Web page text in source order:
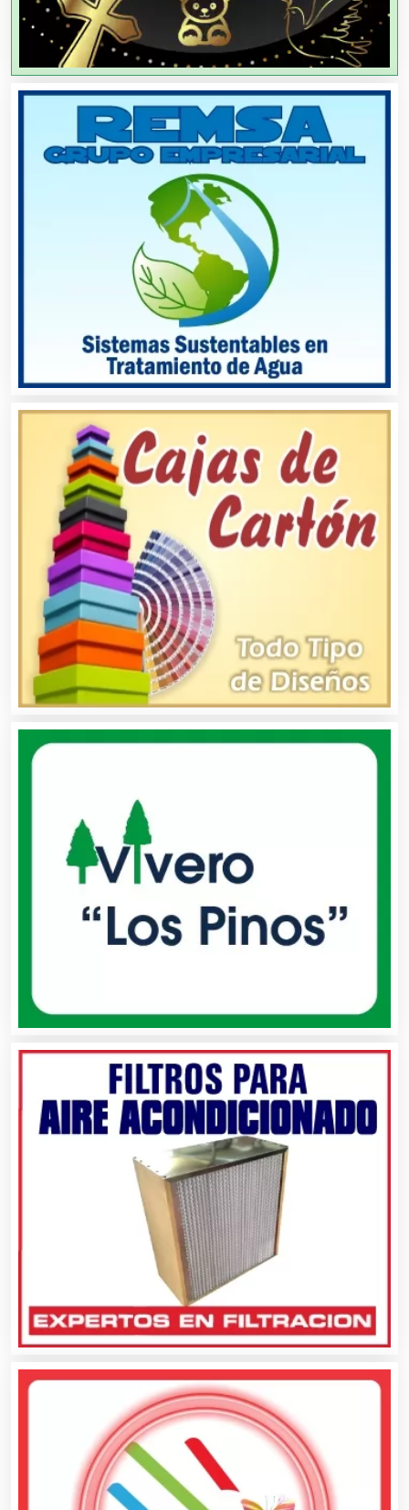
Agricultores
Agricultura y Ganadería
Agua Purificada
Aire Acondicionado
Alarmas
Albercas
Alimentos
Almacenaje
Alquiler de Autos
Alquiler de Equipos para Fiestas
Alquiler de Trajes de Etiqueta
Ambulancias
Análisis Clínicos
Análisis de Aguas
Animadores de Eventos
Aparatos y Equipos Eléctricos
Arquitectos
Artes Gráficas